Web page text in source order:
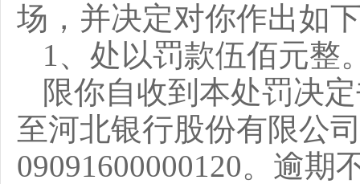
场， 并决定对你作出如
1、处以罚款伍佰元整
限你自收到本处罚决
至河北银行股份有限公
09091600000120。逾